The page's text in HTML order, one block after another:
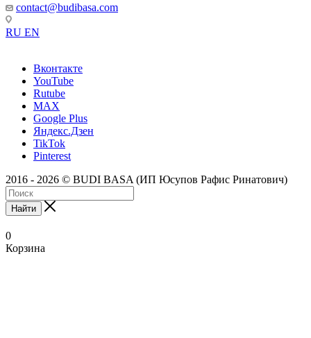
contact@budibasa.com
RU EN
Вконтакте
YouTube
Rutube
MAX
Google Plus
Яндекс.Дзен
TikTok
Pinterest
2016 - 2026 © BUDI BASA (ИП Юсупов Рафис Ринатович)
Найти
0
Корзина